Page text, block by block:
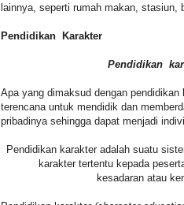
lainnya, seperti rumah makan, stasiun,
Pendidikan Karakter
Pendidikan
Apa yang dimaksud dengan
terencana untuk mendidik dan
pribadinya sehingga dapat menjadi
Pendidikan karakter adalah suatu
karakter tertentu kepada
kesadaran atau